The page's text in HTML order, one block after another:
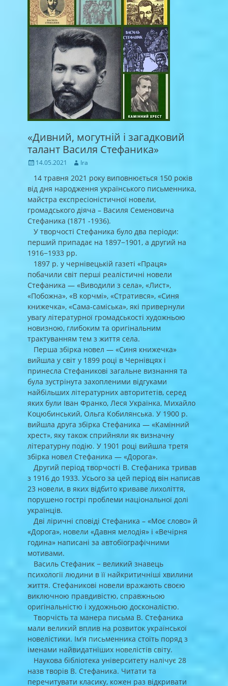
«Дивний, могутній і загадковий
талант Василя Стефаника»
Posted
14.05.2021 Author
Ira
14 травня 2021 року виповнюється 150 років
від дня народження українського письменника,
майстра експресіоністичної новели,
громадського діяча – Василя Семеновича
Стефаника (1871 -1936).
У творчості Стефаника було два періоди:
перший припадає на 1897−1901, а другий на
1916−1933 рр.
1897 р. у чернівецькій газеті «Праця»
побачили світ перші реалістичні новели
Стефаника — «Виводили з села», «Лист»,
«Побожна», «В корчмі», «Стратився», «Синя
книжечка», «Сама-саміська», які привернули
увагу літературної громадськості художньою
новизною, глибоким та оригінальним
трактуванням тем з життя села.
Перша збірка новел — «Синя книжечка»
вийшла у світ у 1899 році в Чернівцях і
принесла Стефаникові загальне визнання та
була зустрінута захопленими відгуками
найбільших літературних авторитетів, серед
яких були Іван Франко, Леся Українка, Михайло
Коцюбинський, Ольга Кобилянська. У 1900 р.
вийшла друга збірка Стефаника — «Камінний
хрест», яку також сприйняли як визначну
літературну подію. У 1901 році вийшла третя
збірка новел Стефаника — «Дорога».
Другий період творчості В. Стефаника тривав
з 1916 до 1933. Усього за цей період він написав
23 новели, в яких відбито криваве лихоліття,
порушено гострі проблеми національної долі
українців.
Дві ліричні сповіді Стефаника – «Моє слово» й
«Дорога», новели «Давня мелодія» і «Вечірня
година» написані за автобіографічними
мотивами.
Василь Стефаник − великий знавець
психології людини в її найкритичніші хвилини
життя. Стефаникові новели вражають своєю
виключною правдивістю, справжньою
оригінальністю і художньою досконалістю.
Творчість та манера письма В. Стефаника
мали великий вплив на розвиток української
новелістики. Ім’я письменника стоїть поряд з
іменами найвидатніших новелістів світу.
Наукова бібліотека університету налічує 28
назв творів В. Стефаника. Читати та
перечитувати класику, кожен раз відкривати